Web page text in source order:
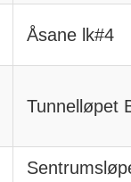
Åsane lk#4
Tunnelløpet